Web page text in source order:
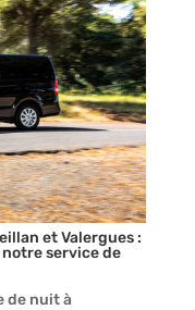
et Valergues :
service de
de nuit à